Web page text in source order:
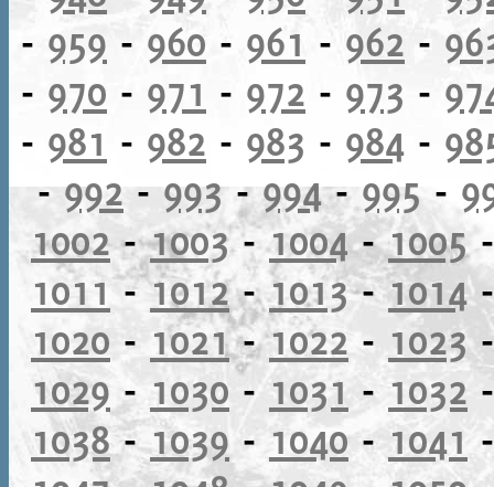
- 959 - 960 - 961 - 962 -
- 970 - 971 - 972 - 973 -
- 981 - 982 - 983 - 984 -
-992-993-994- 995 -
1002-1003-1004-1005
1011-1012-1013-1014
1020 - 1021-1022 - 1023
1029 -1030- 1031 -1032
1038-1039 - 1040- 1041